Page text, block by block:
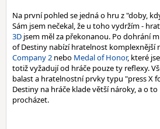
Na první pohled se jedná o hru z "doby,
Sám jsem nečekal, že u toho vydržím -
3D jsem měl za překonanou. Po dohrání
of Destiny nabízí hratelnost komplexnější
Company 2 nebo Medal of Honor, které
totiž vyžadují od hráče pouze ty reflexy.
balast a hratelnostní prvky typu "press X
Destiny na hráče klade větší nároky, a o
procházet.